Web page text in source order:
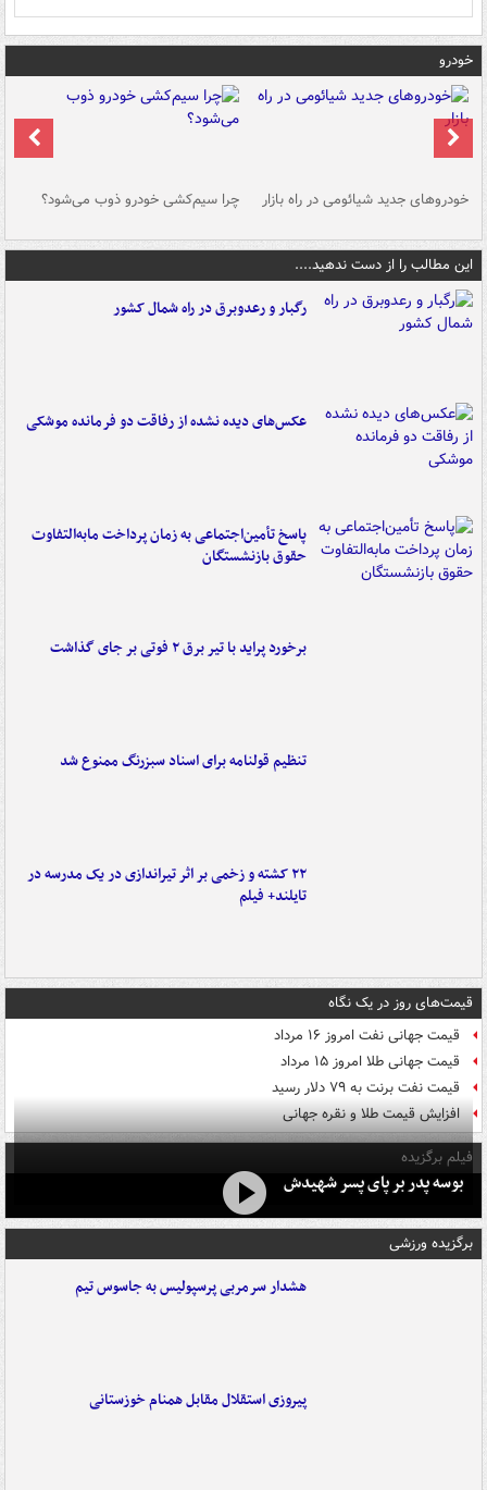
خودرو
خودروهای جدید شیائومی در راه بازار چرا سیم‌کشی خودرو ذوب می‌شود؟
این مطالب را از دست ندهید....
رگبار و رعدوبرق در راه شمال کشور
عکس‌های دیده نشده از رفاقت دو فرمانده‌ موشکی
پاسخ تأمین‌اجتماعی به زمان پرداخت مابه‌التفاوت
حقوق بازنشستگان
برخورد پراید با تیر برق ۲ فوتی بر جای گذاشت
تنظیم قولنامه برای اسناد سبزرنگ ممنوع شد
۲۲ کشته و زخمی بر اثر تیراندازی در یک مدرسه در
تایلند+ فیلم
قیمت‌های روز در یک نگاه
قیمت جهانی نفت امروز ۱۶ مرداد
قیمت جهانی طلا امروز ۱۵ مرداد
قیمت نفت برنت به ۷۹ دلار رسید
افزایش قیمت طلا و نقره جهانی
فیلم برگزیده
بوسه‌ پدر بر پای پسر شهیدش
برگزیده ورزشی
هشدار سرمربی پرسپولیس به جاسوس تیم
پیروزی استقلال مقابل همنام خوزستانی